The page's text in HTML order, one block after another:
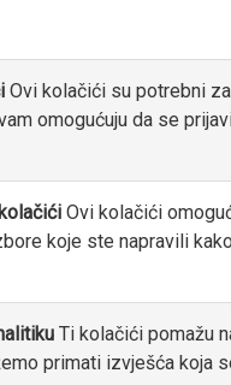
Ovi kolačići su potrebni
omogućuju da se
Ovi kolačići
koje ste napravili
Ti kolačići pomažu
primati izvješća koja